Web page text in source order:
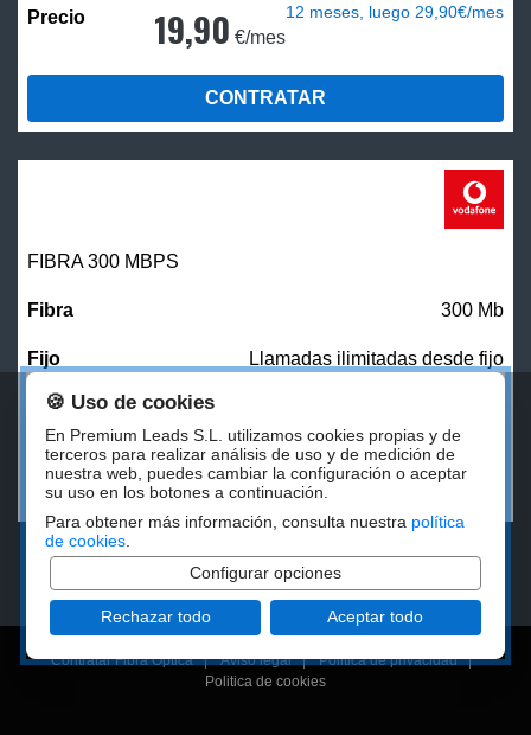
19,90 €/mes
12 meses, luego 29,90€/mes
CONTRATAR
FIBRA 300 MBPS
300 Mb
Llamadas ilimitadas desde fijo
27,00 €/mes
CONTRATAR
Contratar Fibra Óptica| Aviso legal| Politica de privacidad|
Politica de cookies
🍪 Uso de cookies
En Premium Leads S.L. utilizamos cookies propias y de
terceros para realizar análisis de uso y de medición de
nuestra web, puedes cambiar la configuración o aceptar
su uso en los botones a continuación.
Para obtener más información, consulta nuestra política
de cookies
Configurar opciones
Rechazar todo Aceptar todo